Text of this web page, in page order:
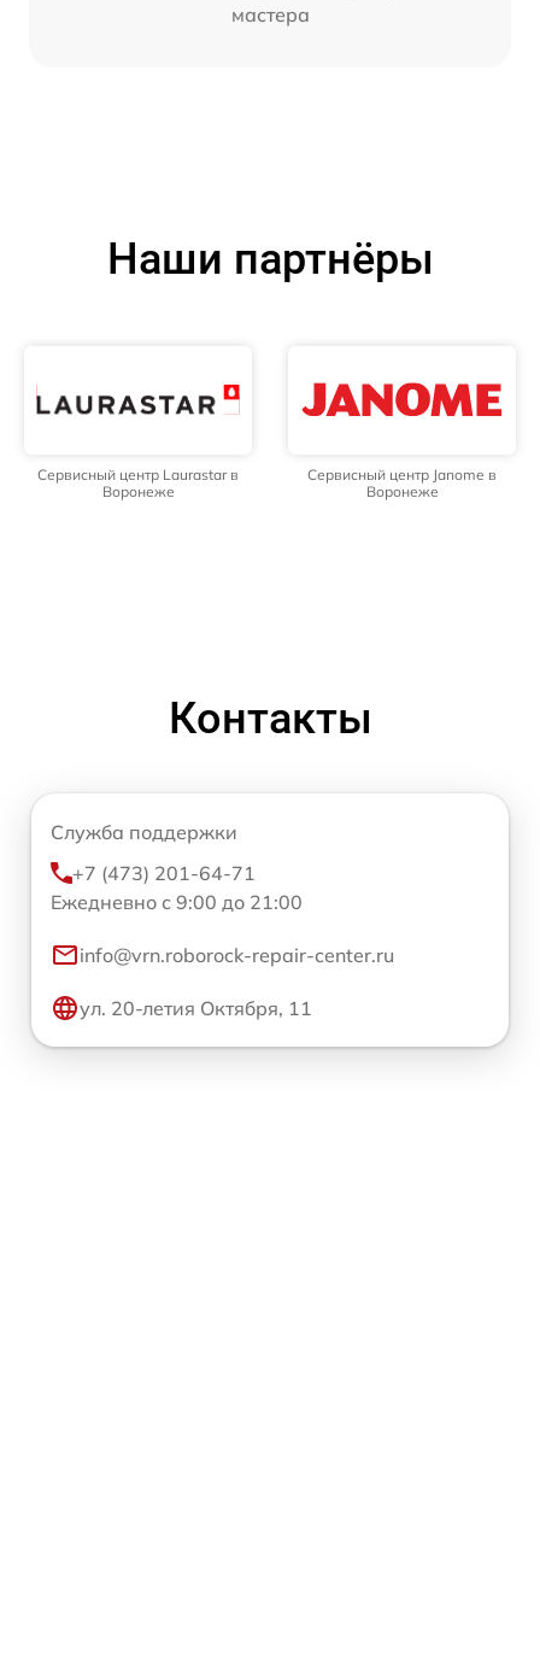
мастера
Наши партнёры
Сервисный центр Laurastar в
Воронеже
Сервисный центр Janome в
Воронеже
Контакты
Служба поддержки
+7 (473) 201-64-71
Ежедневно с 9:00 до 21:00
info@vrn.roborock-repair-center.ru
ул. 20-летия Октября, 11